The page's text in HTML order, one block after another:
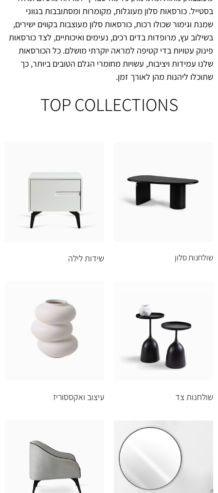
בסטייל. כורסאות סלון מעוגלות, מקומרות ומסתובבות בגווני
שמנת וגימור שכולו רכות, כורסאות סלון מעוצבות בקווים ישירים,
בשילוב עץ, מרופדות בדים רכים, נעימים ואיכותיים, לצד כורסאות
פינוק עטויות בדי קטיפה למראה יוקרתי מושלם. כל הכורסאות
שלנו עמידות ויציבות, עשויות מחומרי הגלם הטובים ביותר, כך
שתוכלו ליהנות מהן לאורך זמן.
TOP COLLECTIONS
שולחנות סלון שידות לילה
שולחנות צד עיצוב ואקססוריז